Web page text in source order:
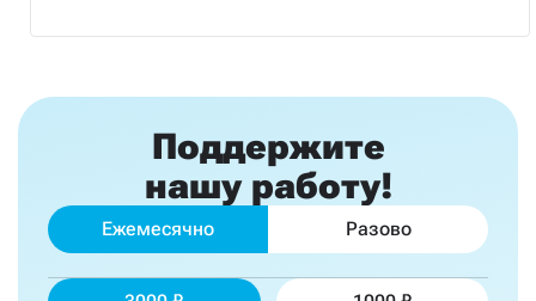
Поддержите
нашу работу!
Ежемесячно Разово